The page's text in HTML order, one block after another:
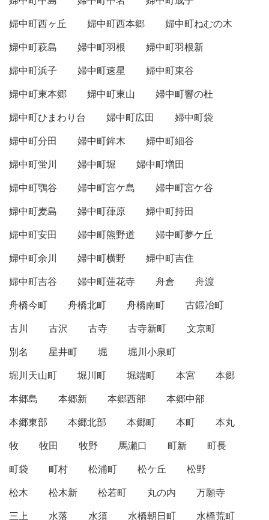
婦中町西ヶ丘
婦中町西本郷
婦中町ねむの木
婦中町萩島
婦中町羽根
婦中町羽根新
婦中町浜子
婦中町速星
婦中町東谷
婦中町東本郷
婦中町東山
婦中町響の杜
婦中町ひまわり台
婦中町広田
婦中町袋
婦中町分田
婦中町鉾木
婦中町細谷
婦中町蛍川
婦中町堀
婦中町増田
婦中町鶚谷
婦中町宮ケ島
婦中町宮ケ谷
婦中町麦島
婦中町葎原
婦中町持田
婦中町安田
婦中町熊野道
婦中町夢ケ丘
婦中町余川
婦中町横野
婦中町吉住
婦中町吉谷
婦中町蓮花寺 舟倉
舟渡
舟橋今町
舟橋北町 舟橋南町
古鍛冶町
古川
古沢 古寺 古寺新町
文京町
別名
星井町 堀
堀川小泉町
堀川天山町
堀川町 堀端町 本宮
本郷
本郷島
本郷新 本郷西部
本郷中部
本郷東部
本郷北部 本郷町 本町
本丸
牧
牧田 牧野 馬瀬口 町新
町長
町袋
町村 松浦町 松ケ丘
松野
松木
松木新 松若町 丸の内
万願寺
三上
水落 水須 水橋朝日町
水橋荒町